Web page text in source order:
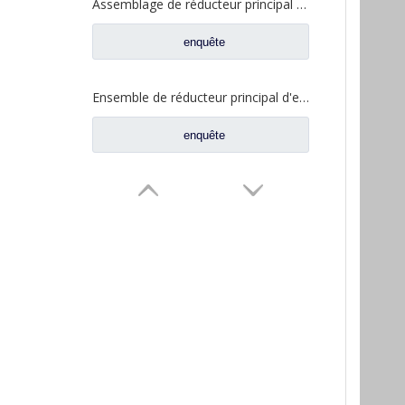
Assemblage de réducteur principal Alxe arrière pour Shacman Delong X3000 nouveau M3000 HDZ425 pièces de rechange de camion DCZ125319326010
enquête
Ensemble de réducteur principal d'essieu intermédiaire pour pièces de camion Shacman Delong
enquête